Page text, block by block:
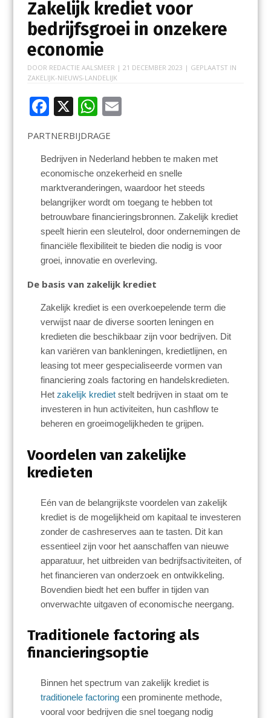
Zakelijk krediet voor
bedrijfsgroei in onzekere
economie
DOOR REDACTIE AALSMEER | 21 DECEMBER 2023 | GEPLAATST IN
ZAKELIJK-NIEUWS-LANDELIJK
F
e
b
o
o
k
X W
at
s
A
p
p
E
l
PARTNERBIJDRAGE
Bedrijven in Nederland hebben te maken met
economische onzekerheid en snelle
marktveranderingen, waardoor het steeds
belangrijker wordt om toegang te hebben tot
betrouwbare financieringsbronnen. Zakelijk krediet
speelt hierin een sleutelrol, door ondernemingen de
financiële flexibiliteit te bieden die nodig is voor
groei, innovatie en overleving.
De basis van zakelijk krediet
Zakelijk krediet is een overkoepelende term die
verwijst naar de diverse soorten leningen en
kredieten die beschikbaar zijn voor bedrijven. Dit
kan variëren van bankleningen, kredietlijnen, en
leasing tot meer gespecialiseerde vormen van
financiering zoals factoring en handelskredieten.
Hetzakelijk krediet stelt bedrijven in staat om te
investeren in hun activiteiten, hun cashflow te
beheren en groeimogelijkheden te grijpen.
Voordelen van zakelijke
kredieten
Eén van de belangrijkste voordelen van zakelijk
krediet is de mogelijkheid om kapitaal te investeren
zonder de cashreserves aan te tasten. Dit kan
essentieel zijn voor het aanschaffen van nieuwe
apparatuur, het uitbreiden van bedrijfsactiviteiten, of
het financieren van onderzoek en ontwikkeling.
Bovendien biedt het een buffer in tijden van
onverwachte uitgaven of economische neergang.
Traditionele factoring als
financieringsoptie
Binnen het spectrum van zakelijk krediet is
traditionele factoring een prominente methode,
vooral voor bedrijven die snel toegang nodig